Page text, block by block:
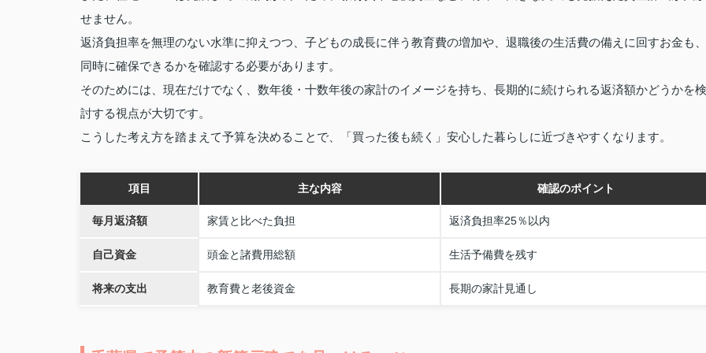
せません。
返済負担率を無理のない水準に抑えつつ、子どもの成長に伴う教育費の増加や、退職後の生活費の備えに回すお金も、
同時に確保できるかを確認する必要があります。
そのためには、現在だけでなく、数年後・十数年後の家計のイメージを持ち、長期的に続けられる返済額かどうかを検
討する視点が大切です。
こうした考え方を踏まえて予算を決めることで、「買った後も続く」安心した暮らしに近づきやすくなります。
項目 主な内容 確認のポイント
毎月返済額 家賃と比べた負担 返済負担率25％以内
自己資金 頭金と諸費用総額 生活予備費を残す
将来の支出 教育費と老後資金 長期の家計見通し